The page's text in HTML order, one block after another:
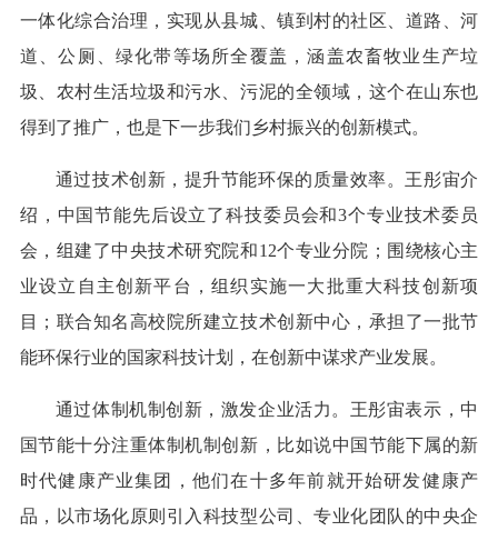
一体化综合治理，实现从县城、镇到村的社区、道路、河
道、公厕、绿化带等场所全覆盖，涵盖农畜牧业生产垃
圾、农村生活垃圾和污水、污泥的全领域，这个在山东也
得到了推广，也是下一步我们乡村振兴的创新模式。
通过技术创新，提升节能环保的质量效率。王彤宙介
绍，中国节能先后设立了科技委员会和3个专业技术委员
会，组建了中央技术研究院和12个专业分院；围绕核心主
业设立自主创新平台，组织实施一大批重大科技创新项
目；联合知名高校院所建立技术创新中心，承担了一批节
能环保行业的国家科技计划，在创新中谋求产业发展。
通过体制机制创新，激发企业活力。王彤宙表示，中
国节能十分注重体制机制创新，比如说中国节能下属的新
时代健康产业集团，他们在十多年前就开始研发健康产
品，以市场化原则引入科技型公司、专业化团队的中央企